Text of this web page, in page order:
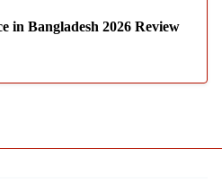
in Bangladesh 2026 Review